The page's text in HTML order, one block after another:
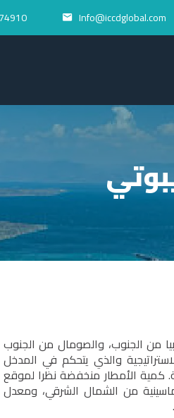

 Info@iccdglobal.com
من الجنوب، والصومال من الجنوب
والذي يتحكم في المدخل
كمية الأمطار منخفضة نظرا لموقع
من الشمال الشرقي، ومعدل